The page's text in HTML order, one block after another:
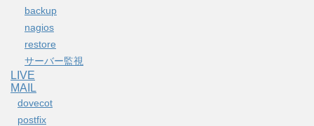
backup
nagios
restore
サーバー監視
LIVE
MAIL
dovecot
postfix